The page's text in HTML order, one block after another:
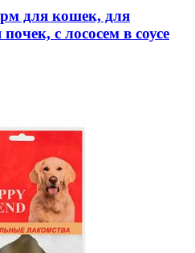
для кошек, для
с лососем в соусе